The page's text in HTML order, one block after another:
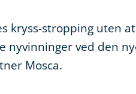
kryss-stropping uten
nyvinninger ved den
Mosca.